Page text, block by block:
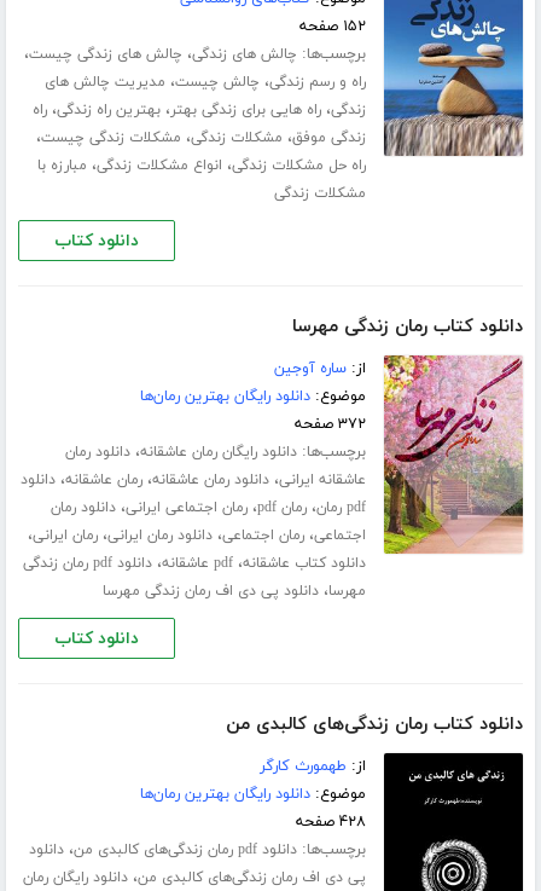
۱۵۲ صفحه
برچسب‌ها: چالش های زندگی، چالش های زندگی چیست،
راه و رسم زندگی، چالش چیست، مدیریت چالش های
زندگی،راه هایی برای زندگی بهتر،بهترین راه زندگی،راه
زندگی موفق، مشکلات زندگی، مشکلات زندگی چیست،
راه حل مشکلات زندگی، انواع مشکلات زندگی، مبارزه با
مشکلات زندگی
دانلود کتاب
دانلود کتاب رمان زندگی مهرسا
از:ساره آوجین
موضوع:دانلود رایگان بهترین رمان‌ها
۳۷۲ صفحه
برچسب‌ها:دانلود رایگان رمان عاشقانه،دانلود رمان
عاشقانه ایرانی،دانلود رمان عاشقانه،رمان عاشقانه،دانلود
pdf رمان
،رمان pdf ،رمان اجتماعی ایرانی،دانلود رمان
اجتماعی،رمان اجتماعی،دانلود رمان ایرانی،رمان ایرانی،
دانلود کتاب عاشقانه،pdf عاشقانه ،
دانلود pdf رمان زندگی
مهرسا،دانلود پی دی اف رمان زندگی مهرسا
دانلود کتاب
دانلود کتاب رمان زندگی‌های کالبدی من
از: طهمورث کارگر
موضوع:دانلود رایگان بهترین رمان‌ها
۴۲۸ صفحه
برچسب‌ها:دانلود pdf رمان زندگی‌های کالبدی من ،دانلود
پی دی اف رمان زندگی‌های کالبدی من،دانلود رایگان رمان